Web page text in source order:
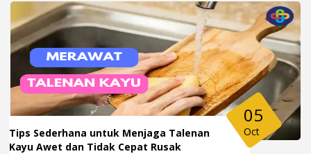
Tips Sederhana untuk Menjaga Talenan
Kayu Awet dan Tidak Cepat Rusak
05
Oct